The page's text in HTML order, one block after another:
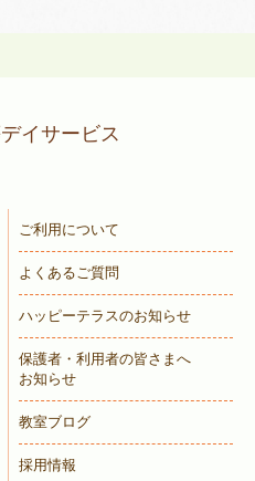
デイサービス
ご利用について
よくあるご質問
ハッピーテラスのお知らせ
保護者・利用者の皆さまへ
お知らせ
教室ブログ
採用情報